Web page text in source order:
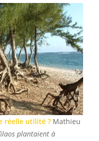
réelle utilité ? Mathieu
plantaient à